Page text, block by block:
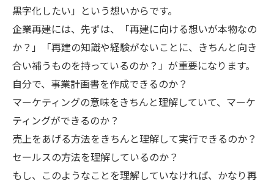
黒字化したい」という想いからです。
企業再建には、先ずは、「再建に向ける想いが本物なの
か？」「再建の知識や経験がないことに、きちんと向き
合い補うものを持っているのか？」が重要になります。
自分で、事業計画書を作成できるのか？
マーケティングの意味をきちんと理解していて、マーケ
ティングができるのか？
売上をあげる方法をきちんと理解して実行できるのか？
セールスの方法を理解しているのか？
もし、このようなことを理解していなければ、かなり再